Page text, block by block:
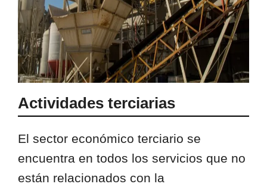
Actividades terciarias
El sector económico terciario se
encuentra en todos los servicios que no
están relacionados con la